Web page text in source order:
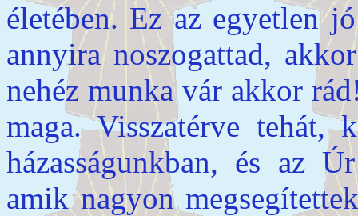
életében. Ez az egyetlen
annyira noszogattad,
nehéz munka vár akkor
maga. Visszatérve tehát,
házasságunkban, és az
amik nagyon